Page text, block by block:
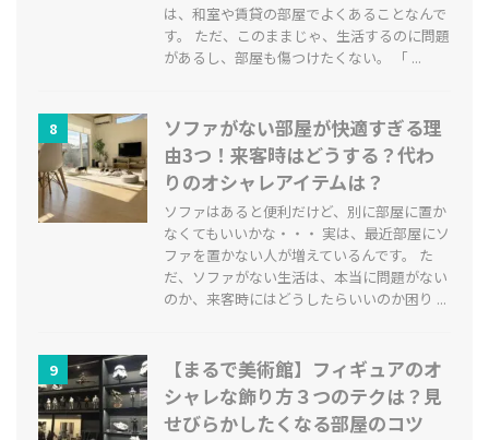
は、和室や賃貸の部屋でよくあることなんで
す。 ただ、このままじゃ、生活するのに問題
があるし、部屋も傷つけたくない。 「 ...
8
ソファがない部屋が快適すぎる理
由3つ！来客時はどうする？代わ
りのオシャレアイテムは？
ソファはあると便利だけど、別に部屋に置か
なくてもいいかな・・・ 実は、最近部屋にソ
ファを置かない人が増えているんです。 た
だ、ソファがない生活は、本当に問題がない
のか、来客時にはどうしたらいいのか困り ...
9
【まるで美術館】フィギュアのオ
シャレな飾り方３つのテクは？見
せびらかしたくなる部屋のコツ